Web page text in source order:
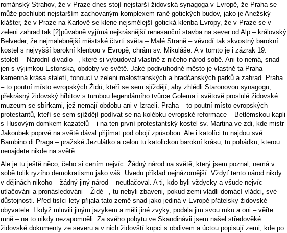
románský Strahov, že v Praze dnes stojí nejstarší židovská synagoga v Evropě, že Praha se
může pochlubit nejstarším zachovaným komplexem raně gotických budov, jako je Anežský
klášter, že v Praze na Karlově se klene nejsmělejší gotická klenba Evropy, že v Praze se v
zeleni zahrad tak [2]půvabně vyjímá nejkrásnější renesanční stavba na sever od Alp – královský
Belveder, že nejmalebnější městské čtvrti světa – Malé Straně – vévodí tak skvostný barokní
kostel s nejvyšší barokní klenbou v Evropě, chrám sv. Mikuláše. A v tomto je i zázrak 19.
století – Národní divadlo –, které si vybudoval vlastně z ničeho národ sobě. Ani to nemá, snad
jen s výjimkou Estonska, obdoby ve světě. Jaké podivuhodné město je vlastně ta Praha –
kamenná krása staletí, tonoucí v zeleni malostranských a hradčanských parků a zahrad. Praha
– to poutní místo evropských Židů, kteří se sem sjíždějí, aby zhlédli Staronovou synagogu,
překrásný židovský hřbitov s tumbou legendárního tvůrce Golema i světově proslulé židovské
muzeum se sbírkami, jež nemají obdobu ani v Izraeli. Praha – to poutní místo evropských
protestantů, kteří se sem sjíždějí podívat se na kolébku evropské reformace – Betlémskou kapli
s Husovým domkem kazatelů – i na ten první protestantský kostel sv. Martina ve zdi, kde mistr
Jakoubek poprvé na světě dával přijímat pod obojí způsobou. Ale i katolíci tu najdou své
Bambino di Praga – pražské Jezulátko a celou tu katolickou barokní krásu, tu pohádku, kterou
nenajdete nikde na světě.
Ale je tu ještě něco, čeho si cením nejvíc. Žádný národ na světě, který jsem poznal, nemá v
sobě tolik ryzího demokratismu jako váš. Uvedu příklad nejnázornější. Vždyť tento národ nikdy
v dějinách nikoho – žádný jiný národ – neutlačoval. A ti, kdo byli vždycky a všude nejvíc
utlačováni a pronásledováni – Židé –, tu nebyli zbaveni, pokud zemi vládli domácí vládci, své
důstojnosti. Před tisíci lety přijala tato země snad jako jediná v Evropě přátelsky židovské
obyvatele. I když mluvili jiným jazykem a měli jiné zvyky, podala jim svou ruku a oni – věřte
mně – na to nikdy nezapomněli. Za svého pobytu ve Skandinávii jsem našel středověké
židovské dokumenty ze severu a v nich židovští kupci s obdivem a úctou popisují zemi, kde po